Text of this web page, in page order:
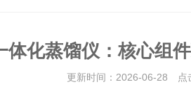
体化蒸馏仪：核心组
更新时间：2026-06-28 点